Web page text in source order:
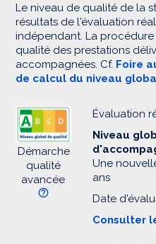
Le niveau de qualité de la
résultats de l'évaluation
indépendant. La
qualité des prestations
accompagnées. Cf. Foire
de calcul du niveau
Démarche
qualité
avancée
Évaluation
Niveau
Une
ans
Date
Consulter